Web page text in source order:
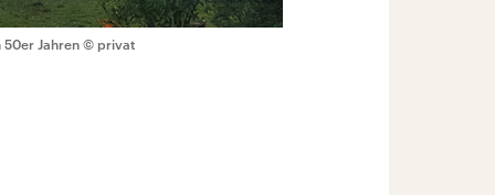
50er Jahren © privat